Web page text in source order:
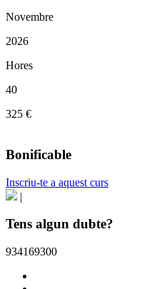
Novembre
2026
Hores
40
325 €
Bonificable
Inscriu-te a aquest curs
|
Tens algun dubte?
934169300